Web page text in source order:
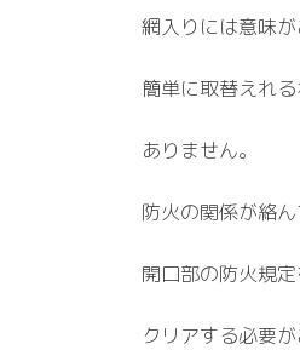
網入りには意味
簡単に取替えれ
ありません。
防火の関係が絡
開口部の防火規定
クリアする必要が